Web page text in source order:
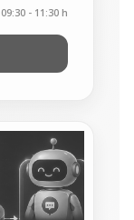
09:30 - 11:30 h